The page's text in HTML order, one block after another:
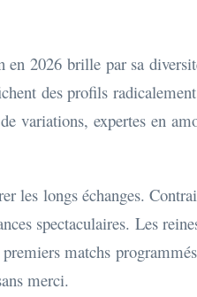
2026 brille par sa
des profils
variations, expertes en
les longs échanges.
spectaculaires. Les
matchs
merci.